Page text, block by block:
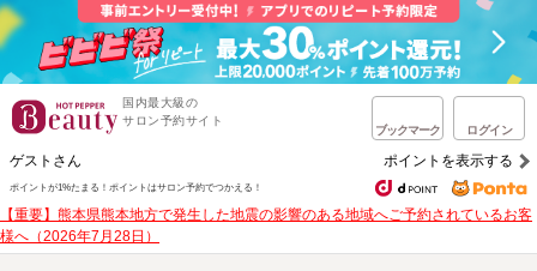
国内最大級の
サロン予約サイト
ブックマーク ログイン
ゲストさん ポイントを表示する
ポイントが1%たまる！ ポイントはサロン予約でつかえる！
【重要】熊本県熊本地方で発生した地震の影響のある地域へご予約されているお客
様へ（2026年7月28日）